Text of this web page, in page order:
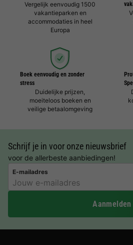
Vergelijk eenvoudig 1500
vakantieparken en
accommodaties in heel
Europa
Boek eenvoudig en zonder
stress
Duidelijke prijzen,
moeiteloos boeken en
veilige betaalomgeving
Schrijf je in voor onze nieuwsbrief
voor de allerbeste aanbiedingen!
E-mailadres
Aanmelden